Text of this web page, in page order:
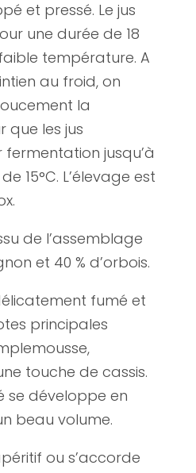
et pressé. Le jus
une durée de 18
température. A
au froid, on
la
que les jus
jusqu’à
15°C. L’élevage est
de l’assemblage
et 40 % d’orbois.
fumé et
principales
touche de cassis.
se développe en
beau volume.
ou s’accorde